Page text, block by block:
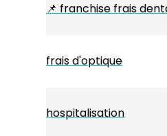
📌 franchise frais
frais d'optique
hospitalisation